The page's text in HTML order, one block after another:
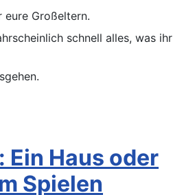
eure Großeltern.
schnell alles, was ihr
Ein Haus oder
Spielen